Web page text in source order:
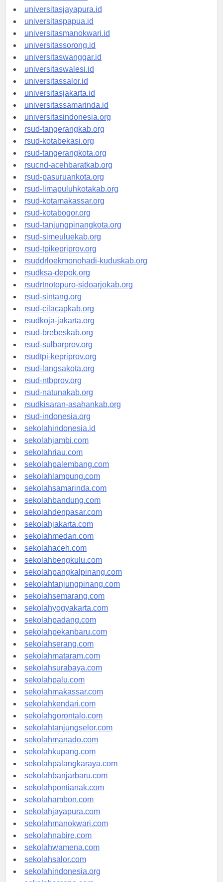
universitassofifi.id
universitasjayapura.id
universitaspapua.id
universitasmanokwari.id
universitassorong.id
universitaswanggar.id
universitaswalesi.id
universitassalor.id
universitasjakarta.id
universitassamarinda.id
universitasindonesia.org
rsud-tangerangkab.org
rsud-kotabekasi.org
rsud-tangerangkota.org
rsucnd-acehbaratkab.org
rsud-pasuruankota.org
rsud-limapuluhkotakab.org
rsud-kotamakassar.org
rsud-kotabogor.org
rsud-tanjungpinangkota.org
rsud-simeuluekab.org
rsud-tpikepriprov.org
rsuddrloekmonohadi-kuduskab.org
rsudksa-depok.org
rsudrtnotopuro-sidoarjokab.org
rsud-sintang.org
rsud-cilacapkab.org
rsudkoja-jakarta.org
rsud-brebeskab.org
rsud-sulbarprov.org
rsudtpi-kepriprov.org
rsud-langsakota.org
rsud-ntbprov.org
rsud-natunakab.org
rsudkisaran-asahankab.org
rsud-indonesia.org
sekolahindonesia.id
sekolahjambi.com
sekolahriau.com
sekolahpalembang.com
sekolahlampung.com
sekolahsamarinda.com
sekolahbandung.com
sekolahdenpasar.com
sekolahjakarta.com
sekolahmedan.com
sekolahaceh.com
sekolahbengkulu.com
sekolahpangkalpinang.com
sekolahtanjungpinang.com
sekolahsemarang.com
sekolahyogyakarta.com
sekolahpadang.com
sekolahpekanbaru.com
sekolahserang.com
sekolahmataram.com
sekolahsurabaya.com
sekolahpalu.com
sekolahmakassar.com
sekolahkendari.com
sekolahgorontalo.com
sekolahtanjungselor.com
sekolahmanado.com
sekolahkupang.com
sekolahpalangkaraya.com
sekolahbanjarbaru.com
sekolahpontianak.com
sekolahambon.com
sekolahjayapura.com
sekolahmanokwari.com
sekolahnabire.com
sekolahwamena.com
sekolahsalor.com
sekolahindonesia.org